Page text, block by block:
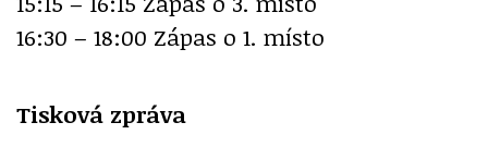
16:30 – 18:00 Zápas o 1. místo
Tisková zpráva